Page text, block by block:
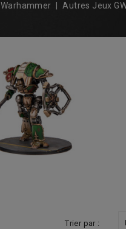
Warhammer Autres Jeux
Trier par :